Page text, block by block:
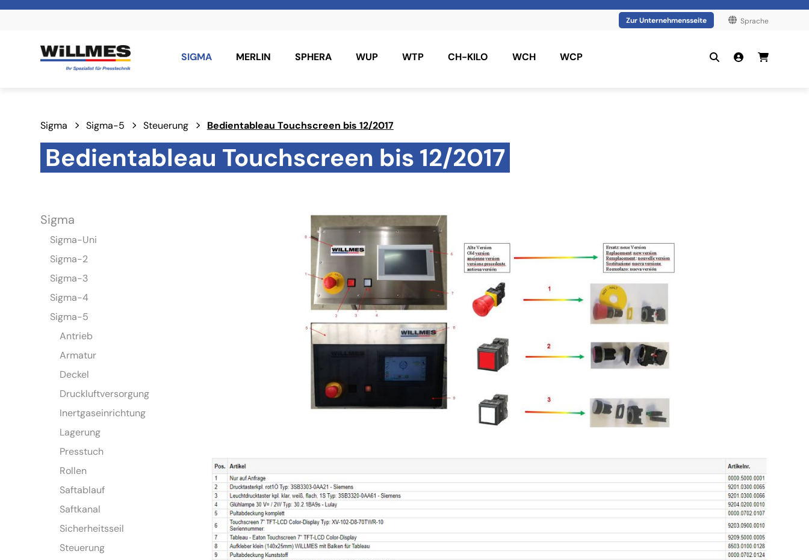
Sprache
Zur Unternehmensseite
SIGMA MERLIN SPHERA WUP WTP CH-KILO WCH WCP
Sigma Sigma-5 Steuerung Bedientableau Touchscreen bis 12/2017
Bedientableau Touchscreen bis 12/2017
Sigma
Sigma-Uni
Sigma-2
Sigma-3
Sigma-4
Sigma-5
Antrieb
Armatur
Deckel
Druckluftversorgung
Inertgaseinrichtung
Lagerung
Presstuch
Rollen
Saftablauf
Saftkanal
Sicherheitsseil
Steuerung